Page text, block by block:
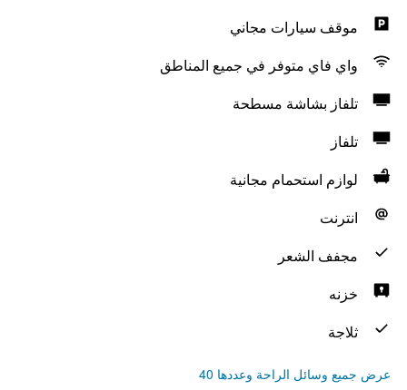
موقف سيارات مجاني
واي فاي متوفر في جميع المناطق
تلفاز بشاشة مسطحة
تلفاز
لوازم استحمام مجانية
انترنت
مجفف الشعر
خزنه
ثلاجة
عرض جميع وسائل الراحة وعددها 40